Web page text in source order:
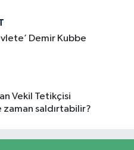
Demir Kubbe
Vekil Tetikçisi
zaman saldırtabilir?